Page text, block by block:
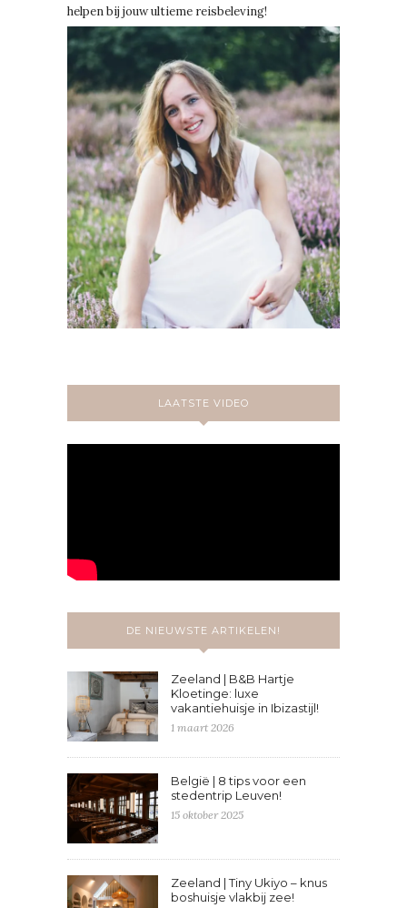
helpen bij jouw ultieme reisbeleving!
LAATSTE VIDEO
DE NIEUWSTE ARTIKELEN!
Zeeland | B&B Hartje
Kloetinge: luxe
vakantiehuisje in Ibizastijl!
1 maart 2026
België | 8 tips voor een
stedentrip Leuven!
15 oktober 2025
Zeeland | Tiny Ukiyo – knus
boshuisje vlakbij zee!